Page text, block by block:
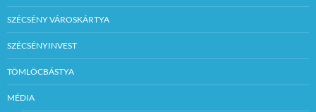
SZÉCSÉNY VÁROSKÁRTYA
SZÉCSÉNYINVEST
TÖMLÖCBÁSTYA
MÉDIA